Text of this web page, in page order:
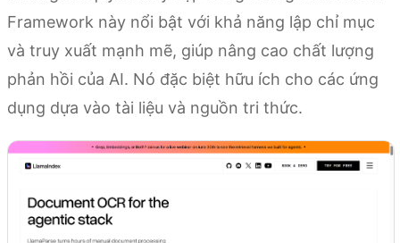
Framework này nổi bật với khả năng lập chỉ mục
và truy xuất mạnh mẽ, giúp nâng cao chất lượng
phản hồi của AI. Nó đặc biệt hữu ích cho các ứng
dụng dựa vào tài liệu và nguồn tri thức.